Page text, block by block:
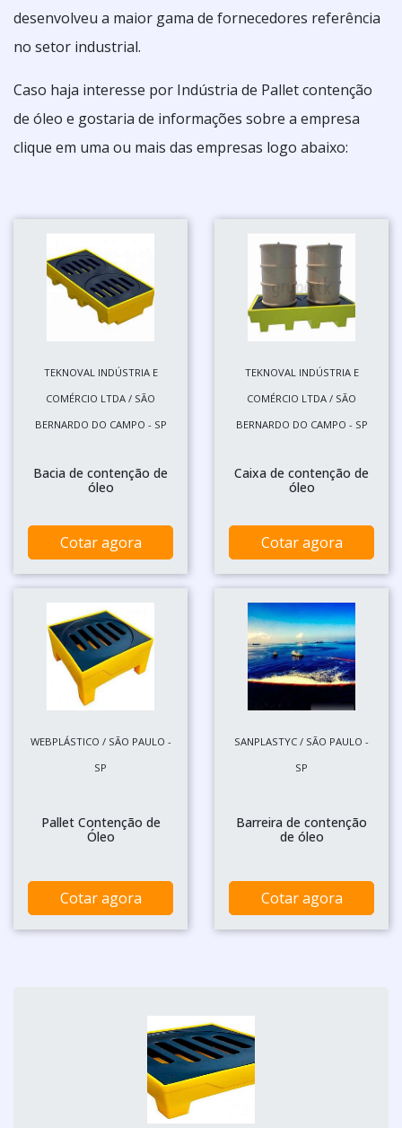
desenvolveu a maior gama de fornecedores referência
no setor industrial.
Caso haja interesse por Indústria de Pallet contenção
de óleo e gostaria de informações sobre a empresa
clique em uma ou mais das empresas logo abaixo:
TEKNOVAL INDÚSTRIA E
COMÉRCIO LTDA / SÃO
BERNARDO DO CAMPO - SP
Bacia de contenção de
óleo
Cotar agora
TEKNOVAL INDÚSTRIA E
COMÉRCIO LTDA / SÃO
BERNARDO DO CAMPO - SP
Caixa de contenção de
óleo
Cotar agora
WEBPLÁSTICO / SÃO PAULO -
SP
Pallet Contenção de
Óleo
Cotar agora
SANPLASTYC / SÃO PAULO -
SP
Barreira de contenção
de óleo
Cotar agora